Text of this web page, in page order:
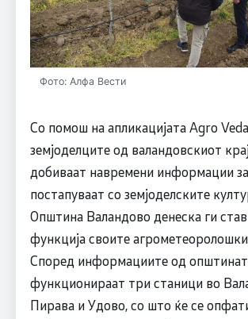
Фото: Алфа Вести
Со помош на апликацијата Agro Veda
земјоделците од валандовскиот
добиваат навремени информации
постапуваат со земјоделските
Општина Валандово денеска ги
функција своите
Според информациите од
функционираат три станици во
Пирава и Удово, со што ќе се